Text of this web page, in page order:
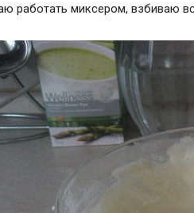
работать миксером, взбиваю